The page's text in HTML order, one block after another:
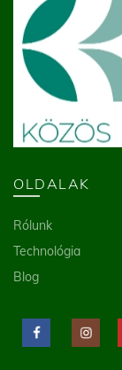
OLDALAK
Rólunk
Technológia
Blog